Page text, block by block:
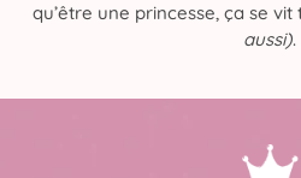
qu’être une princesse, ça se
aussi).